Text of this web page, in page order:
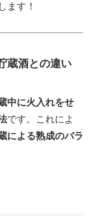
ます！
蔵酒との違い
中に火入れをせ
です。これによ
による熟成のバラ